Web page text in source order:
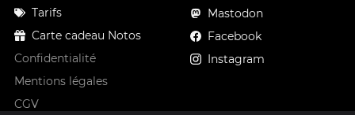
Tarifs
Carte cadeau Notos
Confidentialité
Mentions légales
CGV
Mastodon
Facebook
Instagram